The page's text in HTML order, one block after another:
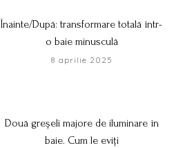
Înainte/După: transformare totală într-
o baie minusculă
8 aprilie 2025
Două greșeli majore de iluminare în
baie. Cum le eviți